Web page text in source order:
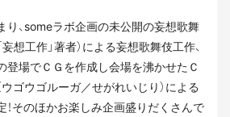
り、someラボ企画の未公開の妄想歌舞
妄想工作」著者）による妄想歌舞伎工作、
登場でＣＧを作成し会場を沸かせたＣ
ゴウゴルーガ／せがれいじり）による
！そのほかお楽しみ企画盛りだくさんで